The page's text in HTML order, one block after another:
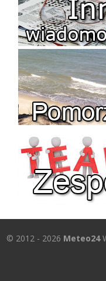
© 2012 - 2026 Meteo24